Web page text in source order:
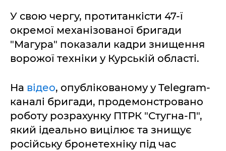
У свою чергу, протитанкісти 47-ї
окремої механізованої бригади
"Магура" показали кадри знищення
ворожої техніки у Курській області.
На відео, опублікованому у Telegram-
каналі бригади, продемонстровано
роботу розрахунку ПТРК "Стугна-П",
який ідеально вицілює та знищує
російську бронетехніку під час